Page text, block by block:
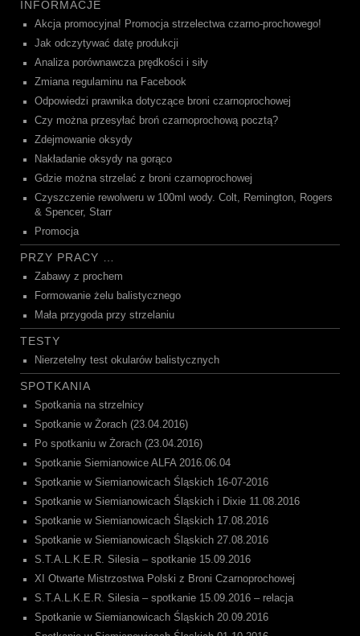
INFORMACJE
Akcja promocyjna! Promocja strzelectwa czarno-prochowego!
Jak odczytywać datę produkcji
Analiza porównawcza prędkości i siły
Zmiana regulaminu na Facebook
Odpowiedzi prawnika dotyczące broni czarnoprochowej
Czy można przesyłać broń czarnoprochową pocztą?
Zdejmowanie oksydy
Nakładanie oksydy na gorąco
Gdzie można strzelać z broni czarnoprochowej
Czyszczenie rewolweru w 100ml wody. Colt, Remington, Rogers
& Spencer, Starr
Promocja
PRZY PRACY …
Zabawy z prochem
Formowanie żelu balistycznego
Mała przygoda przy strzelaniu
TESTY
Nierzetelny test okularów balistycznych
SPOTKANIA
Spotkania na strzelnicy
Spotkanie w Żorach (23.04.2016)
Po spotkaniu w Żorach (23.04.2016)
Spotkanie Siemianowice ALFA 2016.06.04
Spotkanie w Siemianowicach Śląskich 16-07-2016
Spotkanie w Siemianowicach Śląskich i Dixie 11.08.2016
Spotkanie w Siemianowicach Śląskich 17.08.2016
Spotkanie w Siemianowicach Śląskich 27.08.2016
S.T.A.L.K.E.R. Silesia – spotkanie 15.09.2016
XI Otwarte Mistrzostwa Polski z Broni Czarnoprochowej
S.T.A.L.K.E.R. Silesia – spotkanie 15.09.2016 – relacja
Spotkanie w Siemianowicach Śląskich 20.09.2016